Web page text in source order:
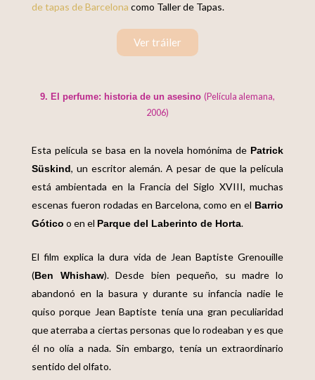
de tapas de Barcelona como Taller de Tapas.
Ver tráiler
9. El perfume: historia de un asesino (Película alemana,
2006)
Esta película se basa en la novela homónima de Patrick
Süskind, un escritor alemán. A pesar de que la película
está ambientada en la Francia del Siglo XVIII, muchas
escenas fueron rodadas en Barcelona, como en el Barrio
Gótico o en el Parque del Laberinto de Horta.
El film explica la dura vida de Jean Baptiste Grenouille
(Ben Whishaw). Desde bien pequeño, su madre lo
abandonó en la basura y durante su infancia nadie le
quiso porque Jean Baptiste tenía una gran peculiaridad
que aterraba a ciertas personas que lo rodeaban y es que
él no olía a nada. Sin embargo, tenía un extraordinario
sentido del olfato.